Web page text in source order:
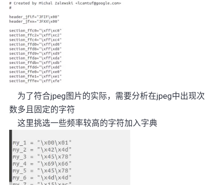
为了符合jpeg图片的实际，需要分析在jpeg中出现次
数多且固定的字符
这里挑选一些频率较高的字符加入字典